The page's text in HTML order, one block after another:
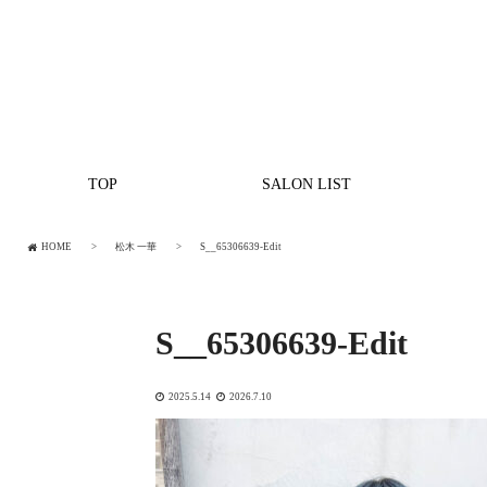
TOP SALON LIST
HOME 松木 一華 S__65306639-Edit
S__65306639-Edit
2025.5.14 2026.7.10